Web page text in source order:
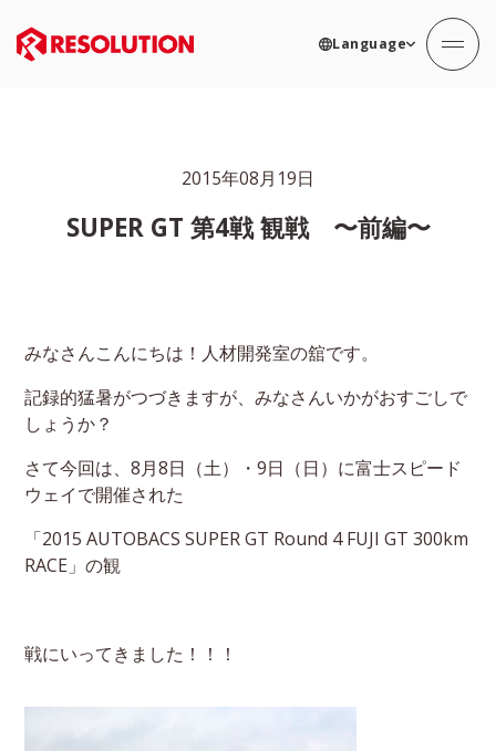
Language
2015年08月19日
SUPER GT 第4戦 観戦 〜前編〜
みなさんこんにちは！人材開発室の舘です。
記録的猛暑がつづきますが、みなさんいかがおすごしで
しょうか？
さて今回は、8月8日（土）・9日（日）に富士スピード
ウェイで開催された
「2015 AUTOBACS SUPER GT Round 4 FUJI GT 300km
RACE」の観
戦にいってきました！！！